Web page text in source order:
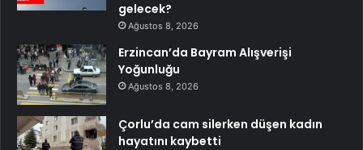
gelecek?
Ağustos 8, 2026
Erzincan’da Bayram Alışverişi
Yoğunluğu
Ağustos 8, 2026
Çorlu’da cam silerken düşen kadın
hayatını kaybetti